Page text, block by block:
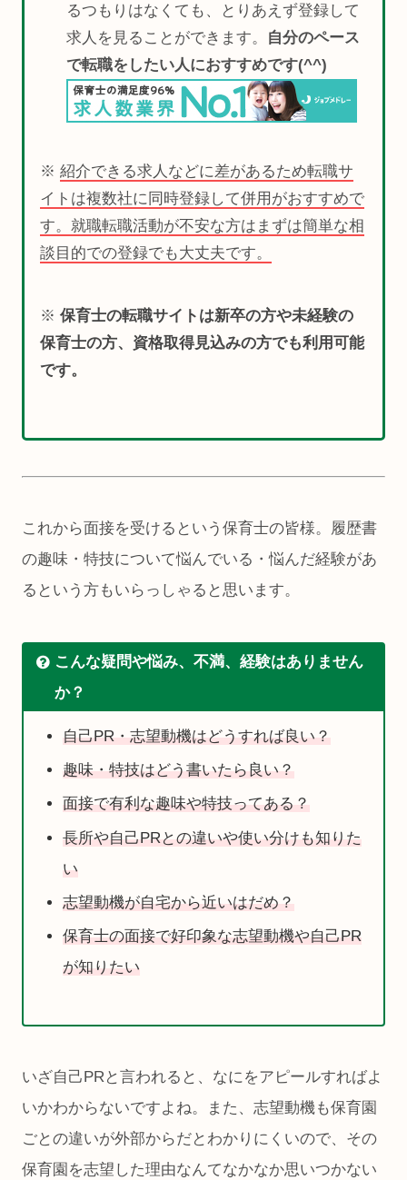
るつもりはなくても、とりあえず登録して
求人を見ることができます。 自分のペース
で転職をしたい人におすすめです(^^)
※ 紹介できる求人などに差があるため転職サ
イトは複数社に同時登録して併用がおすすめで
す。就職転職活動が不安な方はまずは簡単な相
談目的での登録でも大丈夫です。
※ 保育士の転職サイトは新卒の方や未経験の
保育士の方、資格取得見込みの方でも利用可能
です。
これから面接を受けるという保育士の皆様。履歴書
の趣味・特技について悩んでいる・悩んだ経験があ
るという方もいらっしゃると思います。
こんな疑問や悩み、不満、経験はありません
か？
自己PR・志望動機はどうすれば良い？
趣味・特技はどう書いたら良い？
面接で有利な趣味や特技ってある？
長所や自己PRとの違いや使い分けも知りた
い
志望動機が自宅から近いはだめ？
保育士の面接で好印象な志望動機や自己PR
が知りたい
いざ自己PRと言われると、なにをアピールすればよ
いかわからないですよね。また、志望動機も保育園
ごとの違いが外部からだとわかりにくいので、その
保育園を志望した理由なんてなかなか思いつかない